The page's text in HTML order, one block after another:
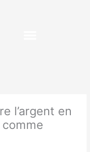
l’argent en